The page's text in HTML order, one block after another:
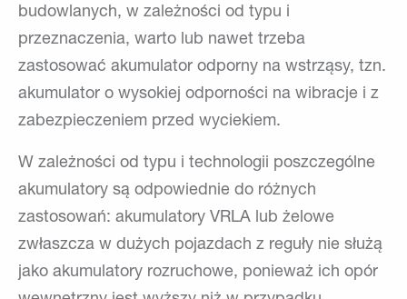
budowlanych, w zależności od typu i
przeznaczenia, warto lub nawet trzeba
zastosować akumulator odporny na wstrząsy, tzn.
akumulator o wysokiej odporności na wibracje i z
zabezpieczeniem przed wyciekiem.
W zależności od typu i technologii poszczególne
akumulatory są odpowiednie do różnych
zastosowań: akumulatory VRLA lub żelowe
zwłaszcza w dużych pojazdach z reguły nie służą
jako akumulatory rozruchowe, ponieważ ich opór